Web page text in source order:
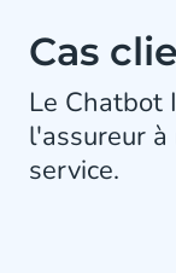
Cas
Le Chatbot
l'assureur
service.